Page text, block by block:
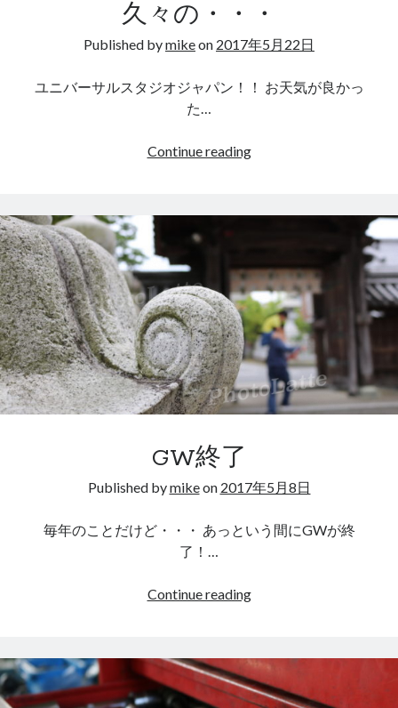
2017年1月
久々の・・・
Published bymikeon 2017年5月22日
ユニバーサルスタジオジャパン！！ お天気が良かっ
た…
Continue reading久々
GW終了
Published bymikeon 2017年5月8日
毎年のことだけど・・・ あっという間にGWが終
了！…
Continue readingGW